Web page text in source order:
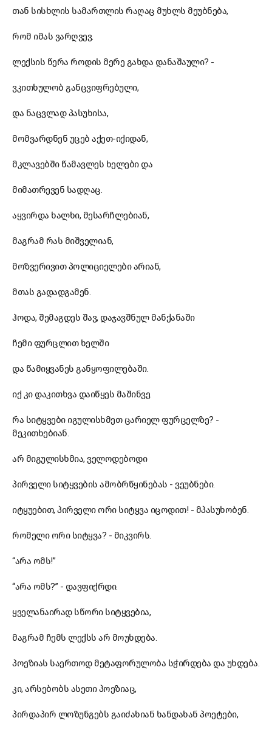
თან სისხლის სამართლის რაღაც მუხლს მეუბნება,
რომ იმას ვარღვევ.
ლექსის წერა როდის მერე გახდა დანაშაული? -
ვკითხულობ განცვიფრებული,
და ნაცვლად პასუხისა,
მომვარდნენ უცებ აქეთ-იქიდან,
მკლავებში წამავლეს ხელები და
მიმათრევენ სადღაც.
აყვირდა ხალხი, მესარჩლებიან,
მაგრამ რას მიშველიან,
მოზვერივით პოლიციელები არიან,
მთას გადადგამენ.
ჰოდა, შემაგდეს შავ, დაჯავშნულ მანქანაში
ჩემი ფურცლით ხელში
და წამიყვანეს განყოფილებაში.
იქ კი დაკითხვა დაიწყეს მაშინვე.
რა სიტყვები იგულისხმეთ ცარიელ ფურცელზე? -
მეკითხებიან.
არ მიგულისხმია, ველოდებოდი
პირველი სიტყვების ამობრწყინებას - ვეუბნები.
იტყუებით, პირველი ორი სიტყვა იცოდით! - მპასუხობენ.
რომელი ორი სიტყვა? - მიკვირს.
“არა ომს!”
“არა ომს?” - დავფიქრდი.
ყველანაირად სწორი სიტყვებია,
მაგრამ ჩემს ლექსს არ მოუხდება.
პოეზიას საერთოდ მეტაფორულობა სჭირდება და უხდება.
კი, არსებობს ასეთი პოეზიაც,
პირდაპირ ლოზუნგებს გაიძახიან ხანდახან პოეტები,